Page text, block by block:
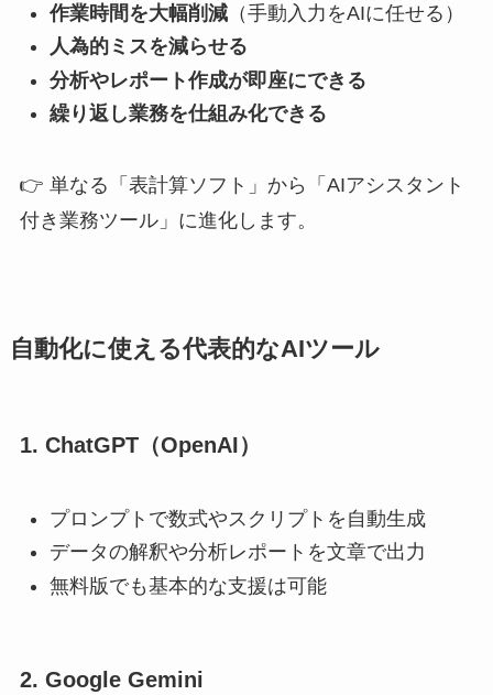
作業時間を大幅削減（手動入力をAIに任せる）
人為的ミスを減らせる
分析やレポート作成が即座にできる
繰り返し業務を仕組み化できる
👉 単なる「表計算ソフト」から「AIアシスタント
付き業務ツール」に進化します。
自動化に使える代表的なAIツール
1. ChatGPT（OpenAI）
プロンプトで数式やスクリプトを自動生成
データの解釈や分析レポートを文章で出力
無料版でも基本的な支援は可能
2. Google Gemini